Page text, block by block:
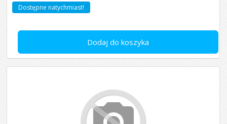
Dodaj do koszyka
Dostępne natychmiast!